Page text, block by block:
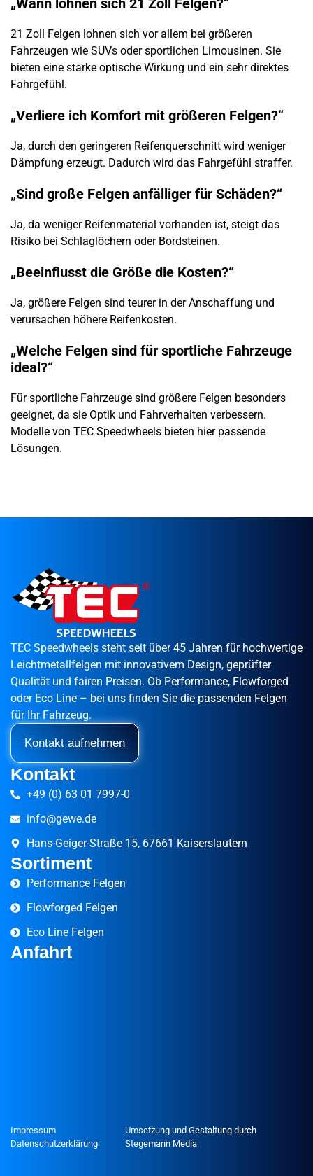
„Wann lohnen sich 21 Zoll Felgen?“
21 Zoll Felgen lohnen sich vor allem bei größeren
Fahrzeugen wie SUVs oder sportlichen Limousinen. Sie
bieten eine starke optische Wirkung und ein sehr direktes
Fahrgefühl.
„Verliere ich Komfort mit größeren Felgen?“
Ja, durch den geringeren Reifenquerschnitt wird weniger
Dämpfung erzeugt. Dadurch wird das Fahrgefühl straffer.
„Sind große Felgen anfälliger für Schäden?“
Ja, da weniger Reifenmaterial vorhanden ist, steigt das
Risiko bei Schlaglöchern oder Bordsteinen.
„Beeinflusst die Größe die Kosten?“
Ja, größere Felgen sind teurer in der Anschaffung und
verursachen höhere Reifenkosten.
„Welche Felgen sind für sportliche Fahrzeuge
ideal?“
Für sportliche Fahrzeuge sind größere Felgen besonders
geeignet, da sie Optik und Fahrverhalten verbessern.
Modelle von TEC Speedwheels bieten hier passende
Lösungen.
TEC Speedwheels steht seit über 45 Jahren für hochwertige
Leichtmetallfelgen mit innovativem Design, geprüfter
Qualität und fairen Preisen. Ob Performance, Flowforged
oder Eco Line – bei uns finden Sie die passenden Felgen
für Ihr Fahrzeug.
Kontakt aufnehmen
Kontakt
+49 (0) 63 01 7997-0
info@gewe.de
Hans-Geiger-Straße 15, 67661 Kaiserslautern
Sortiment
Performance Felgen
Flowforged Felgen
Eco Line Felgen
Anfahrt
Impressum
Datenschutzerklärung
Umsetzung und Gestaltung durch
Stegemann Media